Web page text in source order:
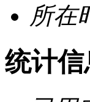
所在
统计信